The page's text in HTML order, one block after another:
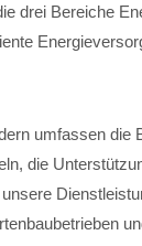
drei Bereiche
umfassen die
die